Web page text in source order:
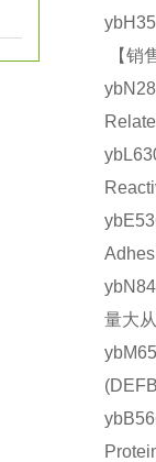
【销
量大